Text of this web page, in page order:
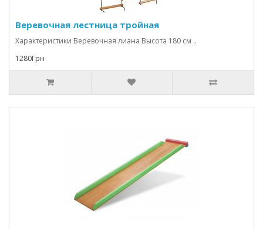
Веревочная лестница тройная
Характеристики Веревочная лиана Высота 180 см ..
1280Грн